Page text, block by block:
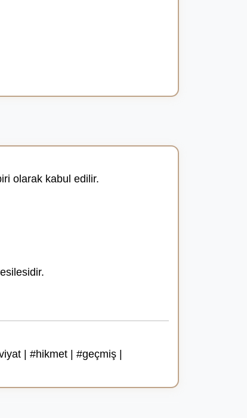
olarak kabul edilir.
| #hikmet | #geçmiş |